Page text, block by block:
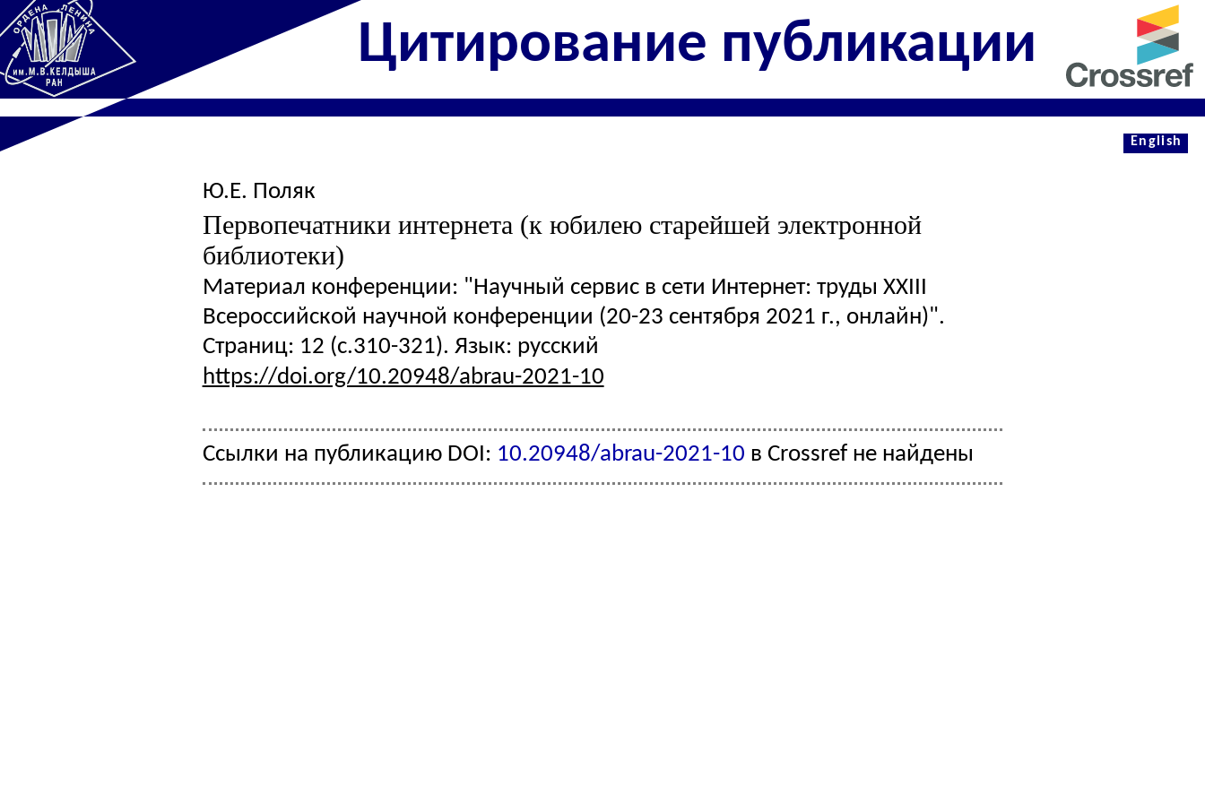
Цитирование публикации
English
Ю.Е. Поляк
Первопечатники интернета (к юбилею старейшей электронной
библиотеки)
Материал конференции: "Научный сервис в сети Интернет: труды XXIII
Всероссийской научной конференции (20-23 сентября 2021 г., онлайн)".
Страниц: 12 (с.310-321). Язык: русский
https://doi.org/10.20948/abrau-2021-10
Ссылки на публикацию DOI: 10.20948/abrau-2021-10 в Crossref не найдены